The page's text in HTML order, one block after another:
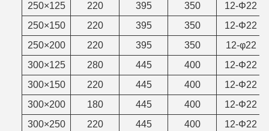
250×125
220 395 350
12-Φ22
250×150
220 395 350
12-Φ22
250×200
220 395 350
12-φ22
300×125
280 445 400
12-Φ22
300×150
220 445 400
12-Φ22
300×200
180 445 400
12-Φ22
300×250
220 445 400
12-Φ22